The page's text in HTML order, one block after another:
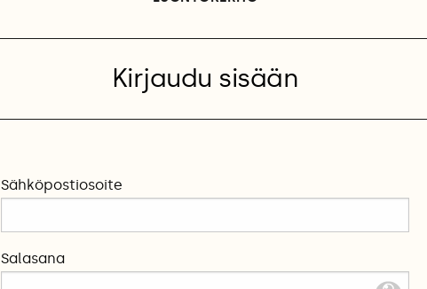
Kirjaudu sisään
Sähköpostiosoite
Salasana